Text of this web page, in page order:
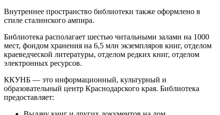
Внутреннее пространство библиотеки также оформлено в
стиле сталинского ампира.
Библиотека располагает шестью читальными залами на 1000
мест, фондом хранения на 6,5 млн экземпляров книг, отделом
краеведческой литературы, отделом редких книг, отделом
электронных ресурсов.
ККУНБ — это информационный, культурный и
образовательный центр Краснодарского края. Библиотека
предоставляет: